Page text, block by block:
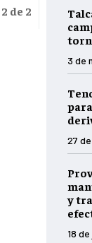
de 2
3 de
27
y
18